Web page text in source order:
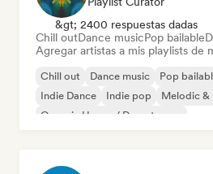
&gt; 2400 respuestas dadas
Chill outDance musicPop bailable
Agregar artistas a mis playlists de
Chill out Dance music Pop
Indie Dance
Indie pop
Melodic &
Organic House / Downtempo